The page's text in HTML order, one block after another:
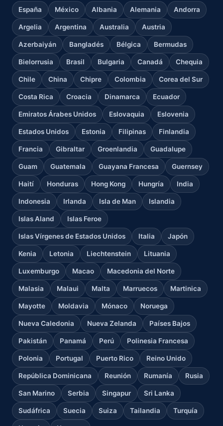
España México Albania Alemania Andorra
Argelia Argentina Australia Austria
Azerbaiyán Bangladés Bélgica Bermudas
Bielorrusia Brasil Bulgaria Canadá Chequia
Chile China Chipre Colombia Corea del Sur
Costa Rica Croacia Dinamarca Ecuador
Emiratos Árabes Unidos Eslovaquia Eslovenia
Estados Unidos Estonia Filipinas Finlandia
Francia Gibraltar Groenlandia Guadalupe
Guam Guatemala Guayana Francesa Guernsey
Haití Honduras Hong Kong Hungría India
Indonesia Irlanda Isla de Man Islandia
Islas Aland Islas Feroe
Islas Vírgenes de Estados Unidos Italia Japón
Kenia Letonia Liechtenstein Lituania
Luxemburgo Macao Macedonia del Norte
Malasia Malaui Malta Marruecos Martinica
Mayotte Moldavia Mónaco Noruega
Nueva Caledonia Nueva Zelanda Países Bajos
Pakistán Panamá Perú Polinesia Francesa
Polonia Portugal Puerto Rico Reino Unido
República Dominicana Reunión Rumanía Rusia
San Marino Serbia Singapur Sri Lanka
Sudáfrica Suecia Suiza Tailandia Turquía